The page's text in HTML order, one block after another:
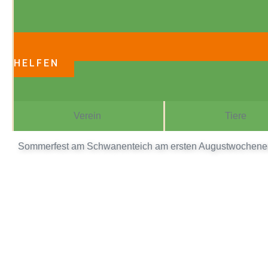
HELFEN
Verein Tiere
Sommerfest am Schwanenteich am ersten